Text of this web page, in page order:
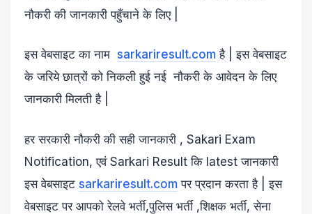
नौकरी की जानकारी पहुँचाने के लिए |
इस वेबसाइट का नाम sarkariresult.com है | इस वेबसाइट
के जरिये छात्रों को निकली हुई नई नौकरी के आवेदन के लिए
जानकारी मिलती है |
हर सरकारी नौकरी की सही जानकारी , Sakari Exam
Notification, एवं Sarkari Result कि latest जानकारी
इस वेबसाइट sarkariresult.com पर प्रदान करता है | इस
वेबसाइट पर आपको रेलवे भर्ती,पुलिस भर्ती ,शिक्षक भर्ती, सेना